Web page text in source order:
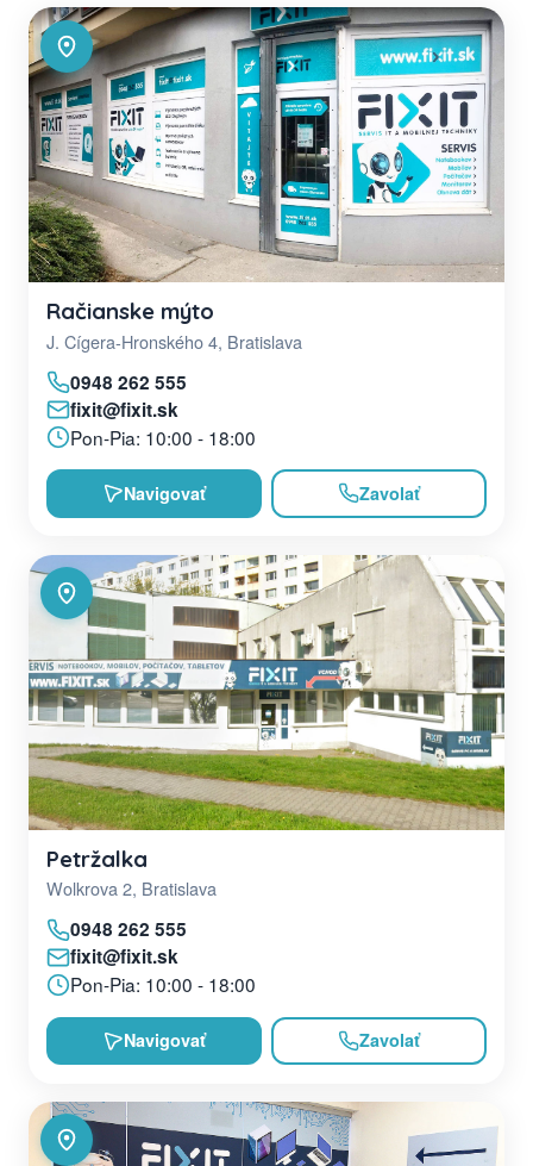
Račianske mýto
J. Cígera-Hronského 4, Bratislava
0948 262 555
fixit@fixit.sk
Pon-Pia: 10:00 - 18:00
Navigovať Zavolať
Petržalka
Wolkrova 2, Bratislava
0948 262 555
fixit@fixit.sk
Pon-Pia: 10:00 - 18:00
Navigovať Zavolať